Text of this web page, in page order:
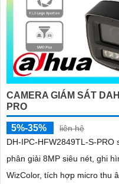
CAMERA GIÁM SÁT
PRO
5%-35%
liên hệ
DH-IPC-HFW2849TL-S-PRO
phân giải 8MP siêu nét, ghi
WizColor, tích hợp micro thu